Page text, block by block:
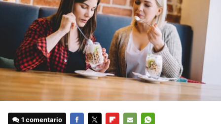
1 comentario